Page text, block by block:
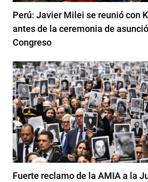
Perú: Javier Milei se reunió con
antes de la ceremonia de
Congreso
Fuerte reclamo de la AMIA a la